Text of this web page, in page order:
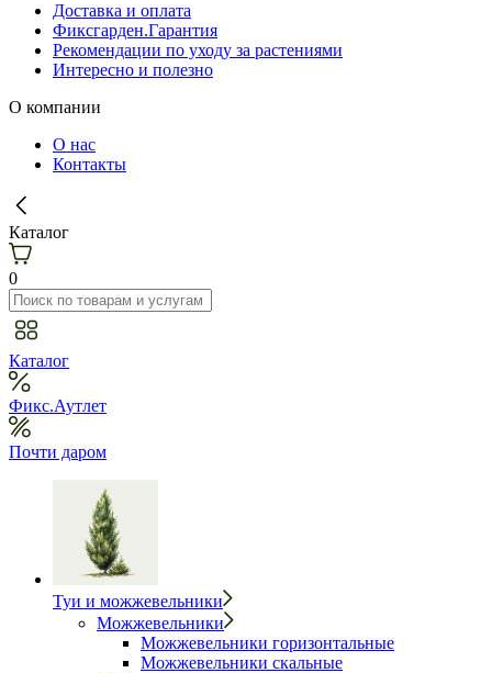
Доставка и оплата
Фиксгарден.Гарантия
Рекомендации по уходу за растениями
Интересно и полезно
О компании
О нас
Контакты
Каталог
0
Каталог
Фикс.Аутлет
Почти даром
Туи и можжевельники
Можжевельники
Можжевельники горизонтальные
Можжевельники скальные